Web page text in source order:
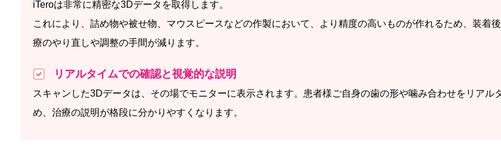
iTeroは非常に精密な3Dデータを取得します。
これにより、詰め物や被せ物、マウスピースなどの作製において、より精度の高いものが作れるため、装着
療のやり直しや調整の手間が減ります。
リアルタイムでの確認と視覚的な説明
スキャンした3Dデータは、その場でモニターに表示されます。患者様ご自身の歯の形や噛み合わせをリアル
め、治療の説明が格段に分かりやすくなります。